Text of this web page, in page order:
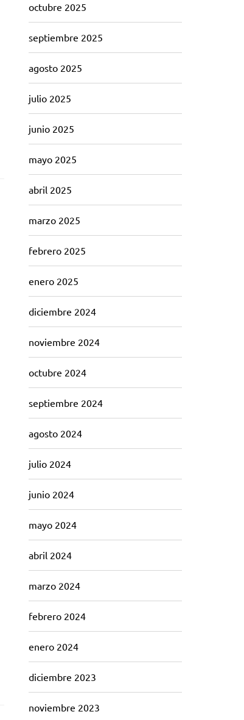
octubre 2025
septiembre 2025
agosto 2025
julio 2025
junio 2025
mayo 2025
abril 2025
marzo 2025
febrero 2025
enero 2025
diciembre 2024
noviembre 2024
octubre 2024
septiembre 2024
agosto 2024
julio 2024
junio 2024
mayo 2024
abril 2024
marzo 2024
febrero 2024
enero 2024
diciembre 2023
noviembre 2023